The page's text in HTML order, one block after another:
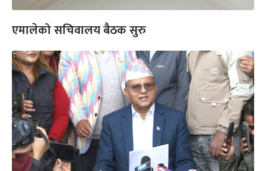
एमालेको सचिवालय बैठक सुरु